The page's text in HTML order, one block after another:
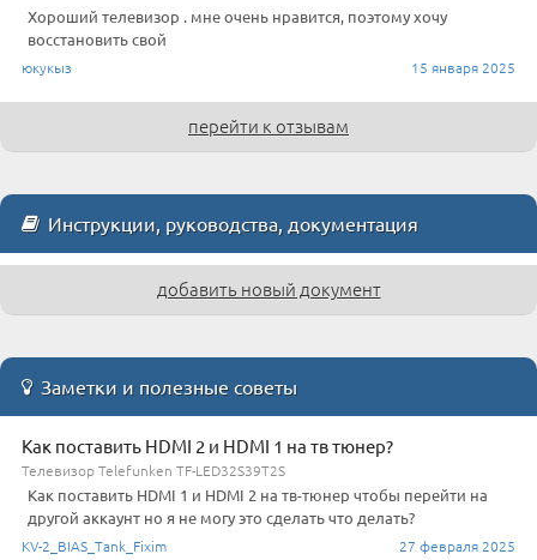
Хороший телевизор . мне очень нравится, поэтому хочу
восстановить свой
юкукыз 15 января 2025
перейти к отзывам
Инструкции, руководства, документация
добавить новый документ
Заметки и полезные советы
Как поставить HDMI 2 и HDMI 1 на тв тюнер?
Телевизор Telefunken TF-LED32S39T2S
Как поставить HDMI 1 и HDMI 2 на тв-тюнер чтобы перейти на
другой аккаунт но я не могу это сделать что делать?
KV-2_BIAS_Tank_Fixim 27 февраля 2025